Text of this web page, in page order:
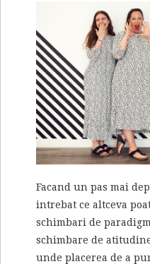
Facand un pas mai
intrebat ce altceva
schimbari de
schimbare de
unde placerea de a